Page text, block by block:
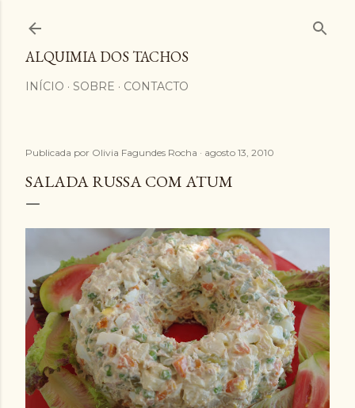
ALQUIMIA DOS TACHOS
INÍCIO SOBRE CONTACTO
Publicada por Olivia Fagundes Rocha agosto 13, 2010
SALADA RUSSA COM ATUM